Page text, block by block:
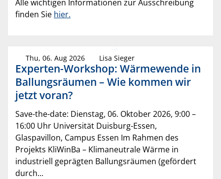
Alle wichtigen Informationen zur Ausschreibung
finden Sie hier.
Thu, 06. Aug 2026 Lisa Sieger
Experten-Workshop: Wärmewende in
Ballungsräumen – Wie kommen wir
jetzt voran?
Save-the-date: Dienstag, 06. Oktober 2026, 9:00 –
16:00 Uhr Universität Duisburg-Essen,
Glaspavillon, Campus Essen Im Rahmen des
Projekts KliWinBa – Klimaneutrale Wärme in
industriell geprägten Ballungsräumen (gefördert
durch...